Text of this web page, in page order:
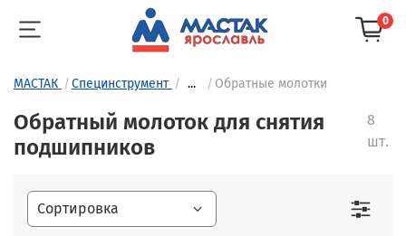
0
МАСТАК Специнструмент ... Обратные молотки
Обратный молоток для снятия
подшипников
8
шт.